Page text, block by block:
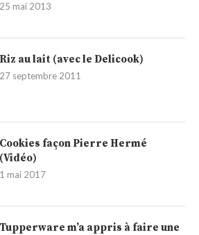
25 mai 2013
Riz au lait (avec le Delicook)
27 septembre 2011
Cookies façon Pierre Hermé
(Vidéo)
1 mai 2017
Tupperware m’a appris à faire une